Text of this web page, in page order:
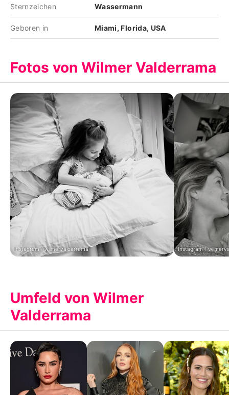
Sternzeichen Wassermann
Geboren in Miami, Florida, USA
Fotos von Wilmer Valderrama
Instagram / wilmervalderrama Instagram /
Umfeld von Wilmer
Valderrama